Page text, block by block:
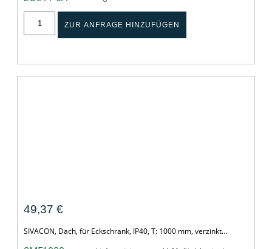
ZUR ANFRAGE HINZUFÜGEN
49,37 €
SIVACON, Dach, für Eckschrank, IP40, T: 1000 mm, verzinkt…